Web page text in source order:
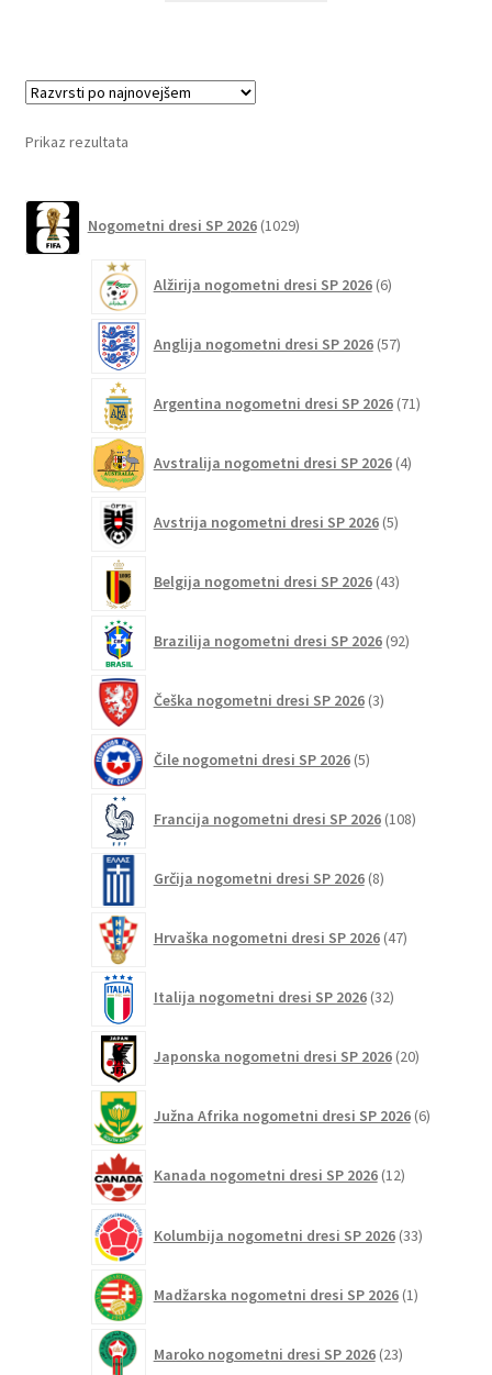
Prikaz rezultata
Nogometni dresi SP 2026 1029izdelkov
Alžirija nogometni dresi SP 2026 6izdelkov
Anglija nogometni dresi SP 2026 57izdelkov
Argentina nogometni dresi SP 2026 71izdelkov
Avstralija nogometni dresi SP 2026 4izdelki
Avstrija nogometni dresi SP 2026 5izdelkov
Belgija nogometni dresi SP 2026 43izdelkov
Brazilija nogometni dresi SP 2026 92izdelkov
Češka nogometni dresi SP 2026 3izdelki
Čile nogometni dresi SP 2026 5izdelkov
Francija nogometni dresi SP 2026 108izdelkov
Grčija nogometni dresi SP 2026 8izdelkov
Hrvaška nogometni dresi SP 2026 47izdelkov
Italija nogometni dresi SP 2026 32izdelkov
Japonska nogometni dresi SP 2026 20izdelkov
Južna Afrika nogometni dresi SP 2026 6izdelkov
Kanada nogometni dresi SP 2026 12izdelkov
Kolumbija nogometni dresi SP 2026 33izdelkov
Madžarska nogometni dresi SP 2026 1izdelek
Maroko nogometni dresi SP 2026 23izdelkov